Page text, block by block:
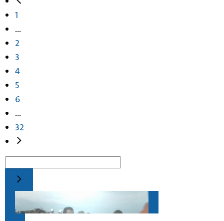
1
...
2
3
4
5
6
...
32